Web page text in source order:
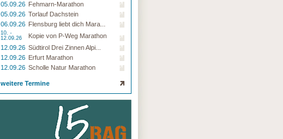
05.09.26 Fehmarn-Marathon
05.09.26 Torlauf Dachstein
06.09.26 Flensburg liebt dich Mara...
10. -
12.09.26
Kopie von P-Weg Marathon
12.09.26 Südtirol Drei Zinnen Alpi...
12.09.26 Erfurt Marathon
12.09.26 Scholle Natur Marathon
weitere Termine